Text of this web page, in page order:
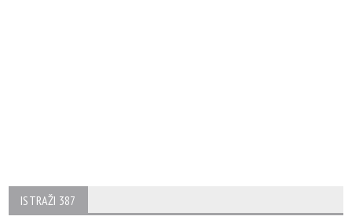
ISTRAŽI 387